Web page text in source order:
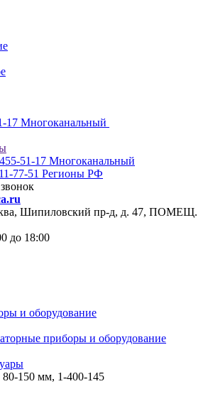
17 Многоканальный
51-17 Многоканальный
77-51 Регионы РФ
Шипиловский пр-д, д. 47, ПОМЕЩ.
до 18:00
и оборудование
приборы и оборудование
150 мм, 1-400-145